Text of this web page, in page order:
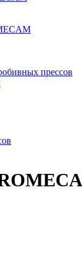
прессов